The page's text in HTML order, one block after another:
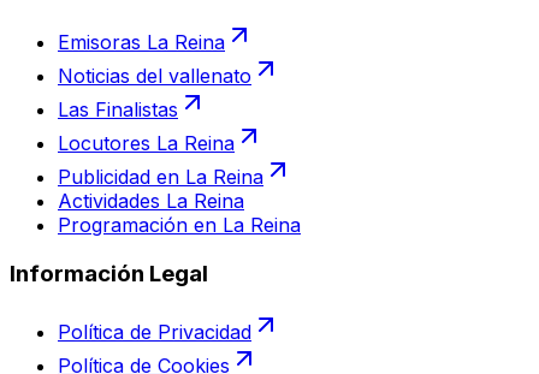
Emisoras La Reina
Noticias del vallenato
Las Finalistas
Locutores La Reina
Publicidad en La Reina
Actividades La Reina
Programación en La Reina
Información Legal
Política de Privacidad
Política de Cookies